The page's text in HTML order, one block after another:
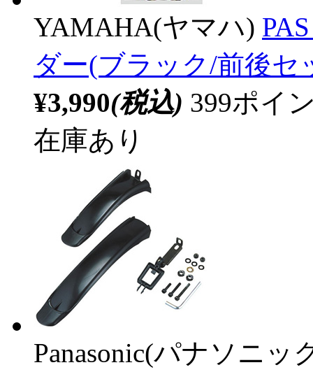
YAMAHA(ヤマハ)
ダー(ブラック/前後セ
¥3,990(税込) 399ポイ
在庫あり
Panasonic(パナソニッ